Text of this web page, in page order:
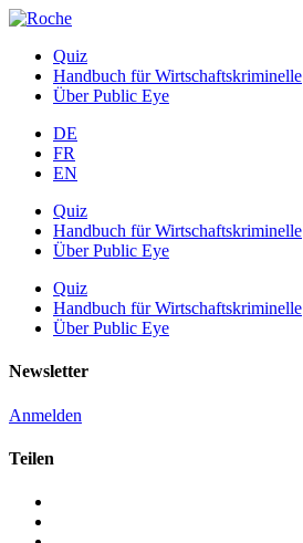
Quiz
Handbuch für Wirtschaftskriminelle
Über Public Eye
DE
FR
EN
Quiz
Handbuch für Wirtschaftskriminelle
Über Public Eye
Quiz
Handbuch für Wirtschaftskriminelle
Über Public Eye
Newsletter
Anmelden
Teilen